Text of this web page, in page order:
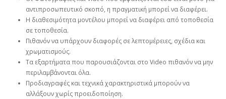
αντιπροσωπευτικό σκοπό, η πραγματική μπορεί να διαφέρει.
Η διαθεσιμότητα μοντέλου μπορεί να διαφέρει από τοποθεσία
σε τοποθεσία.
Πιθανόν να υπάρχουν διαφορές σε λεπτομέρειες, σχέδια και
χρωματισμούς.
Τα εξαρτήματα που παρουσιάζονται στο Video πιθανόν να μην
περιλαμβάνονται όλα.
Προδιαγραφές και τεχνικά χαρακτηριστικά μπορούν να
αλλάξουν χωρίς προειδοποίηση.